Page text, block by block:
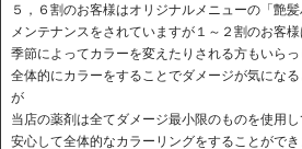
５，６割のお客様はオリジナルメニューの「艶
メンテナンスをされていますが１～２割のお客様
季節によってカラーを変えたりされる方もいらっ
全体的にカラーをすることでダメージが気にな
が
当店の薬剤は全てダメージ最小限のものを使用
安心して全体的なカラーリングをすることができ